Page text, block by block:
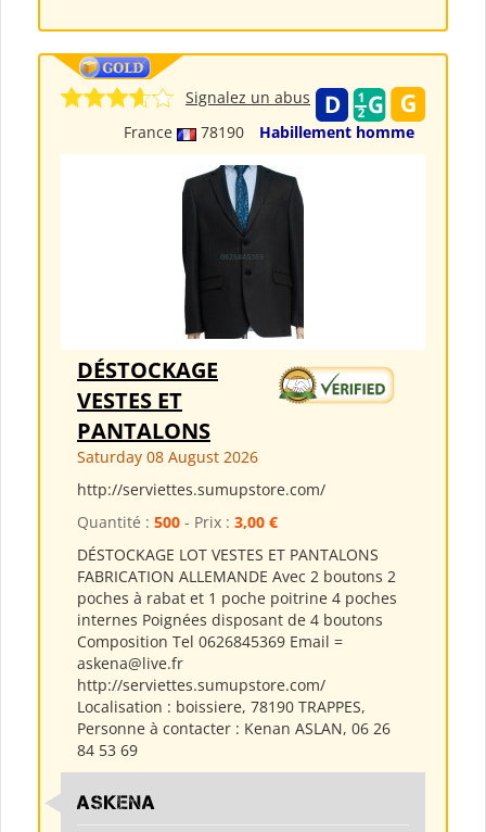
France 78190 Habillement homme
Signalez un abus
DÉSTOCKAGE
VESTES ET
PANTALONS
Saturday 08 August 2026
http://serviettes.sumupstore.com/
Quantité : 500 - Prix : 3,00 €
DÉSTOCKAGE LOT VESTES ET PANTALONS
FABRICATION ALLEMANDE Avec 2 boutons 2
poches à rabat et 1 poche poitrine 4 poches
internes Poignées disposant de 4 boutons
Composition Tel 0626845369 Email =
askena@live.fr
http://serviettes.sumupstore.com/
Localisation : boissiere, 78190 TRAPPES,
Personne à contacter : Kenan ASLAN, 06 26
84 53 69
ASKENA